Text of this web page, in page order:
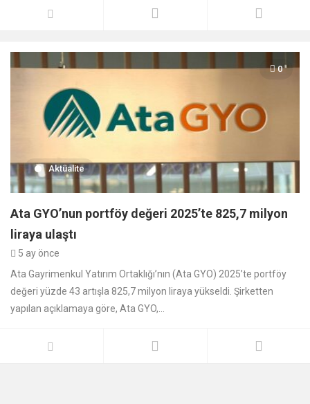
0
Aktüalite
Ata GYO’nun portföy değeri 2025’te 825,7 milyon
liraya ulaştı
5 ay önce
Ata Gayrimenkul Yatırım Ortaklığı’nın (Ata GYO) 2025’te portföy
değeri yüzde 43 artışla 825,7 milyon liraya yükseldi. Şirketten
yapılan açıklamaya göre, Ata GYO,...